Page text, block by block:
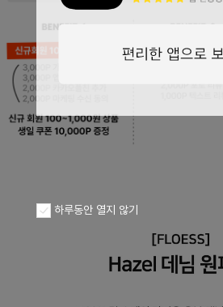
하루동안 열지 않기